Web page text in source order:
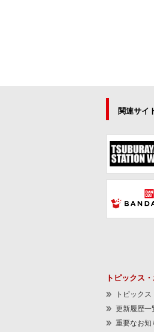
関連サイ
トピックス
トピックス
更新履歴一
重要なお知